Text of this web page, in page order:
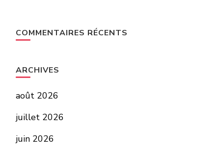
COMMENTAIRES RÉCENTS
ARCHIVES
août 2026
juillet 2026
juin 2026